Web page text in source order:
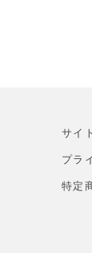
サイ
プラ
特定